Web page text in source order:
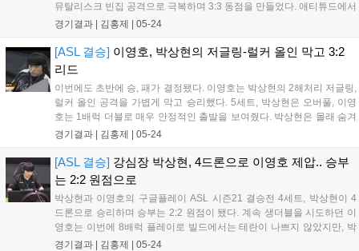
뮤탈리스크 빈집 공격으로 극복하며 3:3 동점을 만들었다. 애티튜드에서
의 6세트, 5세트와 마찬가지로 이영호는 1배럭 더블, 박상현은 오버풀로
경기결과 | 김홍제 05-24
[ASL 결승] 이영호, 박상현의 저글링-럴커 올인 막고 3:2
리드
이번에도 초반에 승, 패가 결정됐다. 이영호는 박상현의 2해처리 저글링,
럴커 올인 공격을 가볍게 막고 승리했다. 5세트, 박상현은 오버풀, 이영
호는 1배럭 더블로 매우 안정적인 출발을 보여줬다. 박상현은 몰래 숨겨
둔 저글링으로 테란의 본진까지 들어가 팩토리가 올라가는 걸 확인했다.
박상현...
경기결과 | 김홍제 05-24
[ASL 결승] 강심장 박상현, 4드론으로 이영호 제압.. 승부
는 2:2 원점으로
박상현과 이영호의 구글플레이 ASL 시즌21 결승전 4세트, 박상현이 4
드론으로 승리하며 승부는 2:2 원점이 됐다. 계속 생더블을 시도하던 이
영호는 이번에 8배럭 플레이로 빌드에서는 테란이 나쁘지 않았지만, 박
상현은 침착한 저글링 컨트롤로 이영호를 꺾었다. 3연속 생더블을 가져
경기결과 | 김홍제 05-24